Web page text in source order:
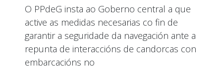
O PPdeG insta ao Goberno central a que
active as medidas necesarias co fin de
garantir a seguridade da navegación ante a
repunta de interaccións de candorcas con
embarcacións no